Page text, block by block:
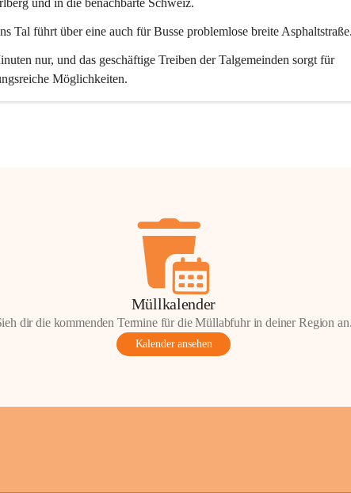
und in die benachbarte Schweiz.
Tal führt über eine auch für Busse problemlose breite
nur, und das geschäftige Treiben der Talgemeinden sorgt für
Möglichkeiten.
Müllkalender
dir die kommenden Termine für die Müllabfuhr in deiner Region
Kalender ansehen